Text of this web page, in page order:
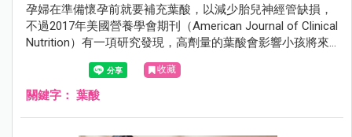
孕婦在準備懷孕前就要補充葉酸，以減少胎兒神經管缺損，
不過2017年美國營養學會期刊（American Journal of Clinical
Nutrition）有一項研究發現，高劑量的葉酸會影響小孩將來
的認知發育。
收藏
關鍵字： 葉酸